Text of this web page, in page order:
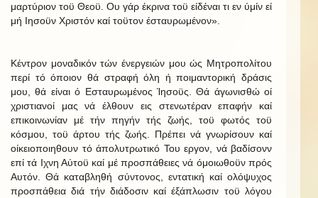
μαρτύριον τοϋ Θεοϋ. Ου γάρ έκρινα τοϋ είδέναι τι εν ύμίν εί
μή Ιησοϋν Χριστόν καί τοϋτον έσταυρωμένον».
Κέντρον μοναδικόν τών ένεργειών μου ώς Μητροπολίτου
περί τό όποιον θά στραφή όλη ή ποιμαντορική δράσις
μου, θά είναι ό Εσταυρωμένος Ίησοϋς. Θά άγωνισθώ οί
χριστιανοί μας νά έλθουν εις στενωτέραν επαφήν καί
επικοινωνίαν μέ τήν πηγήν τής ζωής, τοϋ φωτός τοϋ
κόσμου, τοϋ άρτου τής ζωής. Πρέπει νά γνωρίσουν καί
οίκειοποιηθουν τό άπολυτρωτικό Του εργον, νά βαδίσονν
επί τά Ιχνη Αύτοϋ καί μέ προσπάθειες νά όμοιωθοϋν πρός
Αυτόν. Θά καταβληθή σύντονος, εντατική καί ολόψυχος
προσπάθεια διά τήν διάδοσιν καί έξάπλωσιν τοϋ λόγου